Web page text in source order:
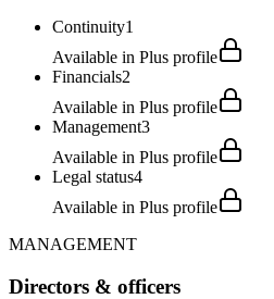
Continuity1
Available in Plus profile
Financials2
Available in Plus profile
Management3
Available in Plus profile
Legal status4
Available in Plus profile
MANAGEMENT
Directors & officers